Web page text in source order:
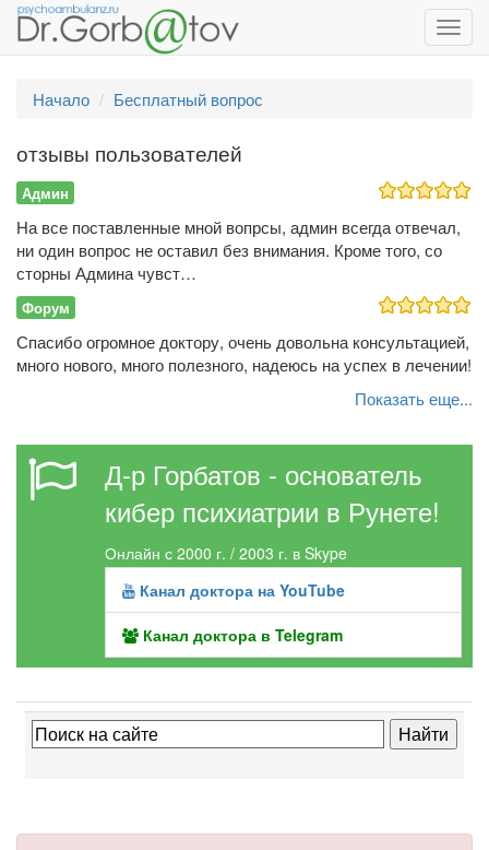
Начало
Бесплатный вопрос
отзывы пользователей
Админ
На все поставленные мной вопрсы, админ всегда отвечал,
ни один вопрос не оставил без внимания. Кроме того, со
сторны Админа чувст…
Форум
Спасибо огромное доктору, очень довольна консультацией,
много нового, много полезного, надеюсь на успех в лечении!
Показать еще...
Д-р Горбатов - основатель
кибер психиатрии в Рунете!
Онлайн с 2000 г. / 2003 г. в Skype
Канал доктора на YouTube
Канал доктора в Telegram